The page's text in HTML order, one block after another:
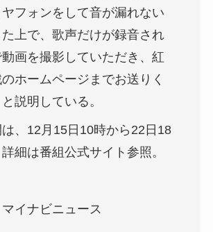
フォンをして音が漏れない
上で、歌声だけが録音され
画を撮影していただき、紅
ホームページまでお送りく
説明している。
、12月15日10時から22日18
細は番組公式サイト参照。
イナビニュース